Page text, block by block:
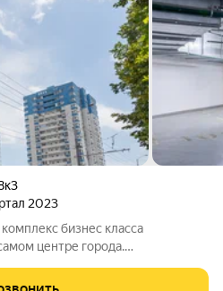
2023
бизнес класса
площадью 17,17 и 16,22